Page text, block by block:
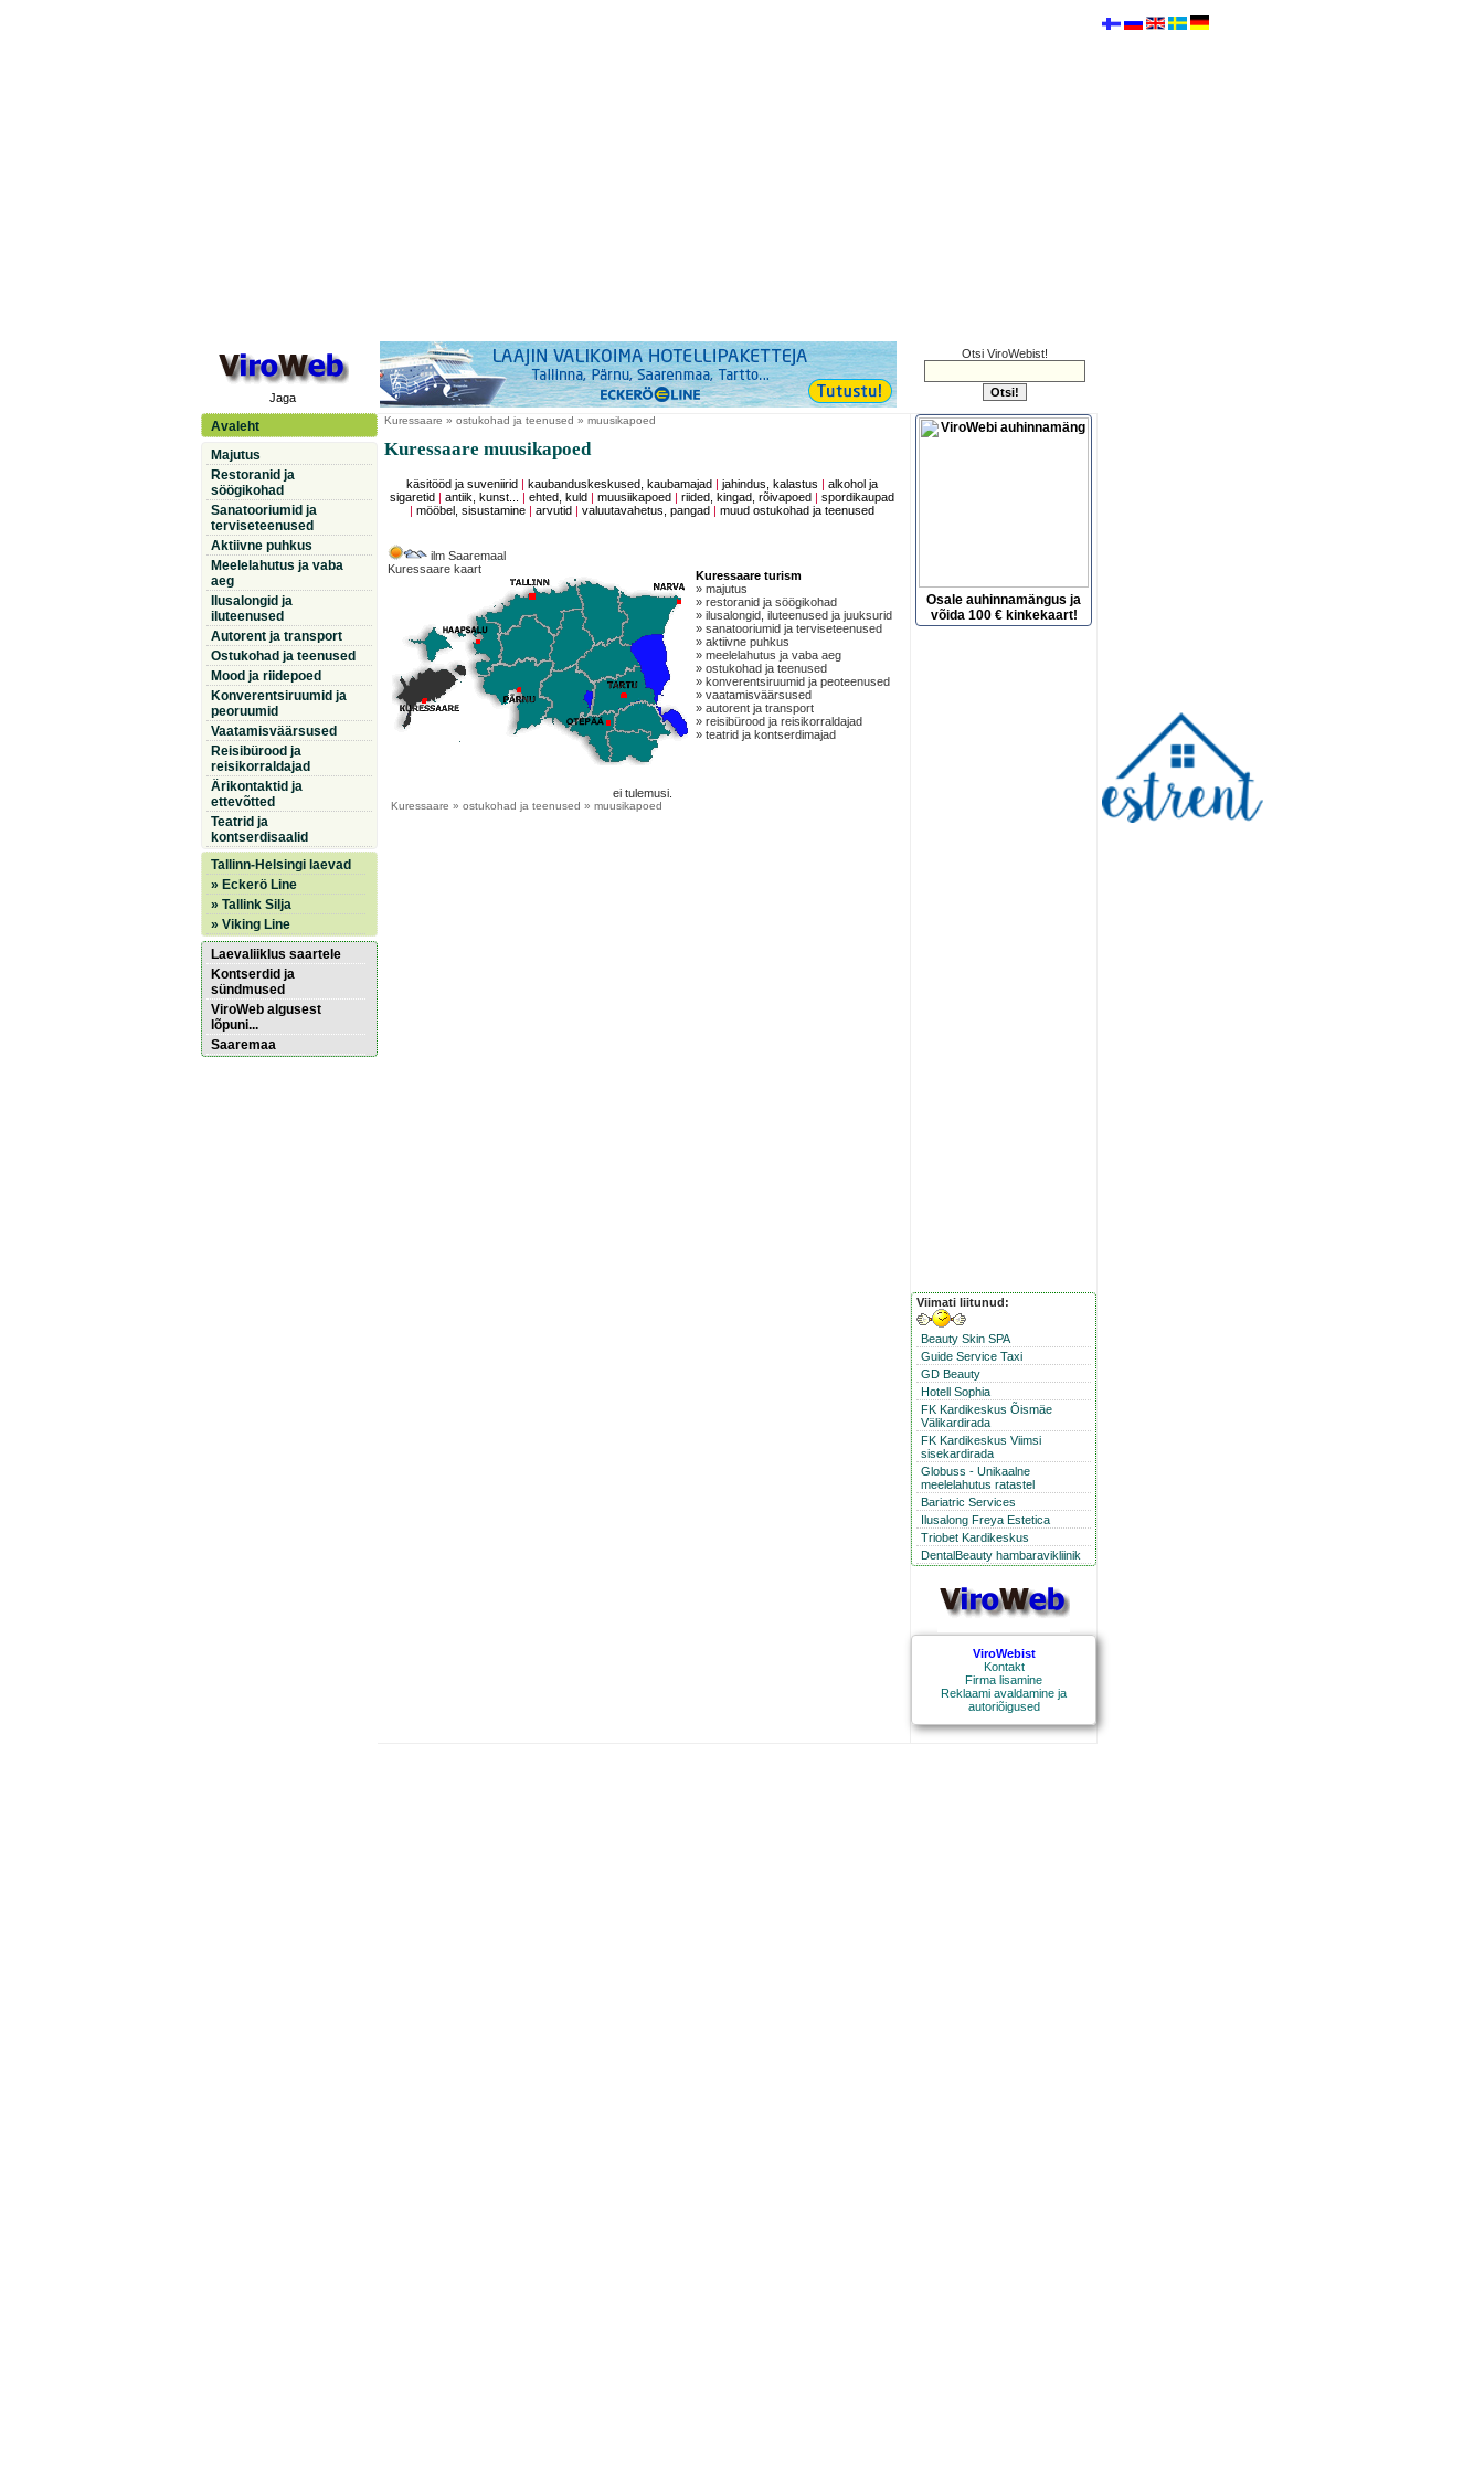
Jaga
Otsi ViroWebist!
Avaleht
Majutus
Restoranid ja
söögikohad
Sanatooriumid ja
terviseteenused
Aktiivne puhkus
Meelelahutus ja vaba
aeg
Ilusalongid ja
iluteenused
Autorent ja transport
Ostukohad ja teenused
Mood ja riidepoed
Konverentsiruumid ja
peoruumid
Vaatamisväärsused
Reisibürood ja
reisikorraldajad
Ärikontaktid ja
ettevõtted
Teatrid ja
kontserdisaalid
Tallinn-Helsingi laevad
» Eckerö Line
» Tallink Silja
» Viking Line
Laevaliiklus saartele
Kontserdid ja
sündmused
ViroWeb algusest
lõpuni...
Saaremaa
Kuressaare » ostukohad ja teenused » muusikapoed
Kuressaare muusikapoed
käsitööd ja suveniirid kaubanduskeskused, kaubamajad |jahindus, kalastus |alkohol ja
sigaretid
|antiik, kunst... |ehted, kuld |muusiikapoed |riided, kingad, rõivapoed |spordikaupad
|mööbel, sisustamine |arvutid |valuutavahetus, pangad |muud ostukohad ja teenused
ilm Saaremaal
Kuressaare kaart
Kuressaare turism
» majutus
» restoranid ja söögikohad
» ilusalongid, iluteenused ja juuksurid
» sanatooriumid ja terviseteenused
» aktiivne puhkus
» meelelahutus ja vaba aeg
» ostukohad ja teenused
» konverentsiruumid ja peoteenused
» vaatamisväärsused
» autorent ja transport
» reisibürood ja reisikorraldajad
» teatrid ja kontserdimajad
ei tulemusi.
Kuressaare » ostukohad ja teenused » muusikapoed
Osale auhinnamängus ja
võida 100 € kinkekaart!
Viimati liitunud:
Beauty Skin SPA
Guide Service Taxi
GD Beauty
Hotell Sophia
FK Kardikeskus Õismäe
Välikardirada
FK Kardikeskus Viimsi
sisekardirada
Globuss - Unikaalne
meelelahutus ratastel
Bariatric Services
Ilusalong Freya Estetica
Triobet Kardikeskus
DentalBeauty hambaravikliinik
ViroWebist
Kontakt
Firma lisamine
Reklaami avaldamine ja
autoriõigused